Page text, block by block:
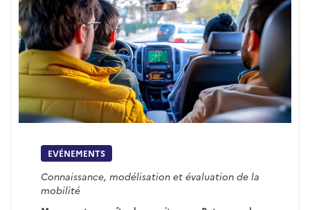
EVÉNEMENTS
Connaissance, modélisation et évaluation de la
mobilité